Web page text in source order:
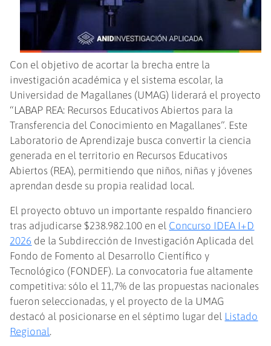
Con el objetivo de acortar la brecha entre la
investigación académica y el sistema escolar, la
Universidad de Magallanes (UMAG) liderará el proyecto
“LABAP REA: Recursos Educativos Abiertos para la
Transferencia del Conocimiento en Magallanes”. Este
Laboratorio de Aprendizaje busca convertir la ciencia
generada en el territorio en Recursos Educativos
Abiertos (REA), permitiendo que niños, niñas y jóvenes
aprendan desde su propia realidad local.
El proyecto obtuvo un importante respaldo financiero
tras adjudicarse $238.982.100 en el Concurso IDEA I+D
2026 de la Subdirección de Investigación Aplicada del
Fondo de Fomento al Desarrollo Científico y
Tecnológico (FONDEF). La convocatoria fue altamente
competitiva: sólo el 11,7% de las propuestas nacionales
fueron seleccionadas, y el proyecto de la UMAG
destacó al posicionarse en el séptimo lugar del Listado
Regional.